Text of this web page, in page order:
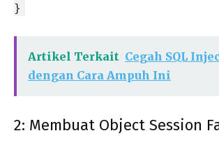
}
Artikel Terkait Cegah SQL
dengan Cara Ampuh Ini
2: Membuat Object Session